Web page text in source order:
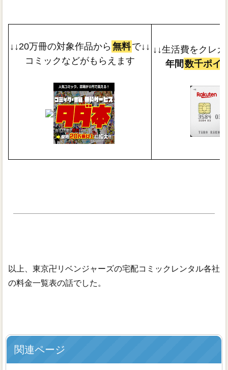
↓↓20万冊の対象作品から 無料で↓↓
コミックなどがもらえます
↓↓生活費をクレ
年間 数千ポイ
以上、東京卍リベンジャーズの宅配コミックレンタル各社
の料金一覧表の話でした。
関連ページ